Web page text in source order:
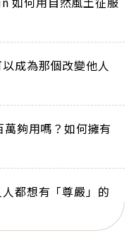
成為那個改變他人
夠用嗎？如何擁有
都想有「尊嚴」的